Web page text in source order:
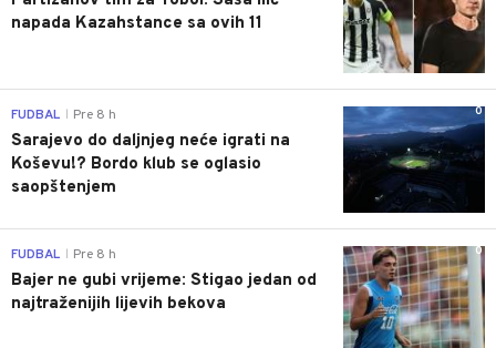
napada Kazahstance sa ovih 11
0
FUDBAL Pre 8 h
Sarajevo do daljnjeg neće igrati na
Koševu!? Bordo klub se oglasio
saopštenjem
0
FUDBAL Pre 8 h
Bajer ne gubi vrijeme: Stigao jedan od
najtraženijih lijevih bekova